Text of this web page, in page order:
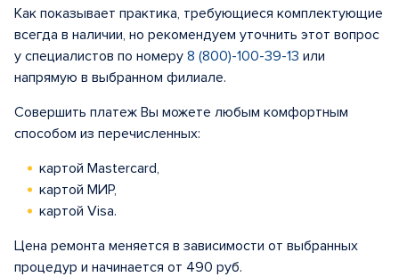
Как показывает практика, требующиеся комплектующие
всегда в наличии, но рекомендуем уточнить этот вопрос
у специалистов по номеру 8 (800)-100-39-13 или
напрямую в выбранном филиале.
Совершить платеж Вы можете любым комфортным
способом из перечисленных:
картой Mastercard,
картой МИР,
картой Visa.
Цена ремонта меняется в зависимости от выбранных
процедур и начинается от 490 руб.